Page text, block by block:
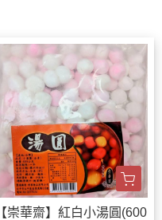
【崇華齋】紅白小湯圓(600